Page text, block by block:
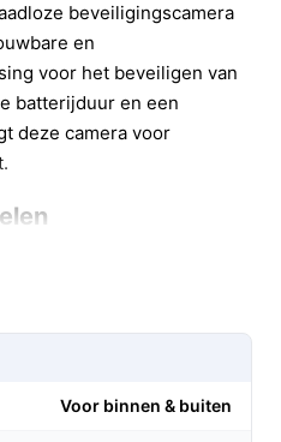
beveiligingscamera
en
voor het beveiligen van
batterijduur en een
deze camera voor
verschillende praktische
Geniet van heldere
overdag als 's nachts,
overzicht hebt van jouw
Voor binnen & buiten